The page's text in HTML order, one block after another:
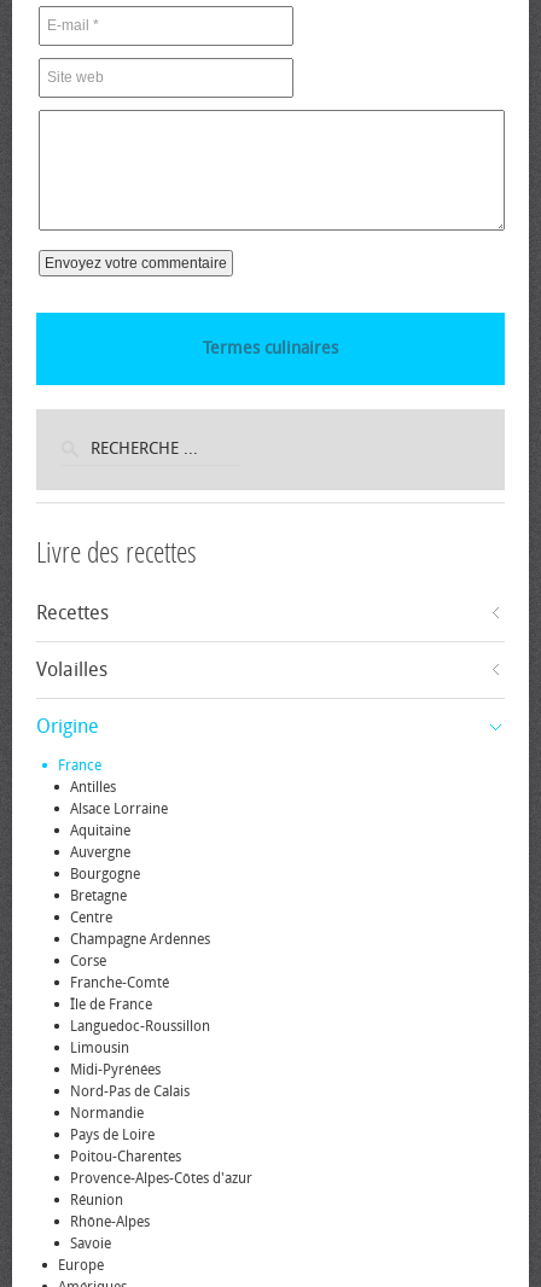
Termes culinaires
Livre des recettes
Recettes
Volailles
Origine
France
Antilles
Alsace Lorraine
Aquitaine
Auvergne
Bourgogne
Bretagne
Centre
Champagne Ardennes
Corse
Franche-Comté
Île de France
Languedoc-Roussillon
Limousin
Midi-Pyrénées
Nord-Pas de Calais
Normandie
Pays de Loire
Poitou-Charentes
Provence-Alpes-Côtes d'azur
Réunion
Rhône-Alpes
Savoie
Europe